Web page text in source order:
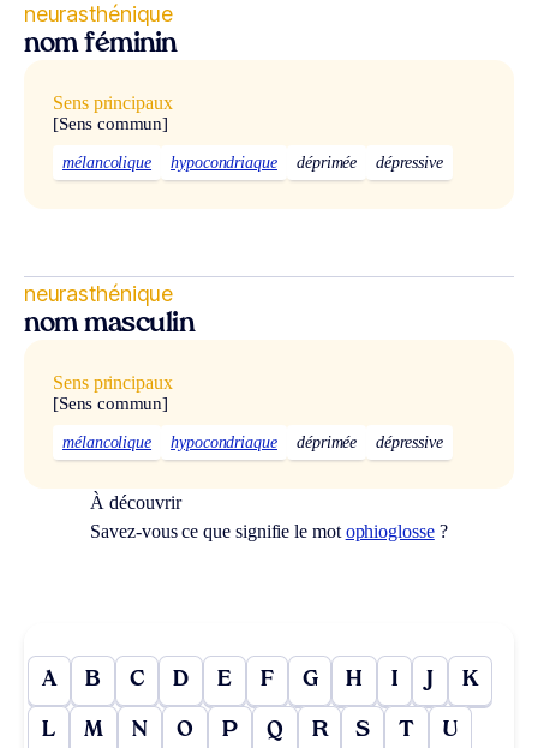
neurasthénique
nom féminin
Sens principaux
[Sens commun]
mélancolique hypocondriaque déprimée dépressive
neurasthénique
nom masculin
Sens principaux
[Sens commun]
mélancolique hypocondriaque déprimée dépressive
À découvrir
Savez-vous ce que signifie le mot ophioglosse?
A B C D E F G H I J K
L M N O P Q R S T U